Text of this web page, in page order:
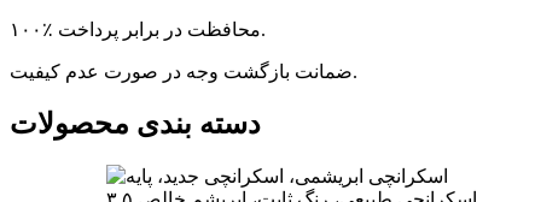
۱۰۰٪ محافظت در برابر پرداخت.
ضمانت بازگشت وجه در صورت عدم کیفیت.
دسته بندی محصولات